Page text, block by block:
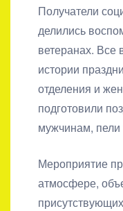
Получатели
делились
ветеранах. Все
истории
отделения и
подготовили
мужчинам, пели
Мероприятие
атмосфере,